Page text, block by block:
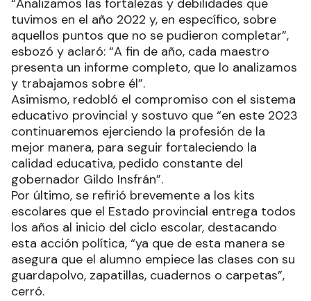
“Analizamos las fortalezas y debilidades que
tuvimos en el año 2022 y, en específico, sobre
aquellos puntos que no se pudieron completar”,
esbozó y aclaró: “A fin de año, cada maestro
presenta un informe completo, que lo analizamos
y trabajamos sobre él”.
Asimismo, redobló el compromiso con el sistema
educativo provincial y sostuvo que “en este 2023
continuaremos ejerciendo la profesión de la
mejor manera, para seguir fortaleciendo la
calidad educativa, pedido constante del
gobernador Gildo Insfrán”.
Por último, se refirió brevemente a los kits
escolares que el Estado provincial entrega todos
los años al inicio del ciclo escolar, destacando
esta acción política, “ya que de esta manera se
asegura que el alumno empiece las clases con su
guardapolvo, zapatillas, cuadernos o carpetas”,
cerró.